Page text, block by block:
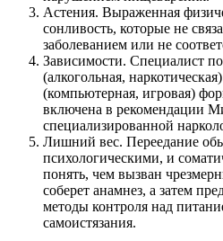
Астения. Выраженная
сонливость, которые не
заболеванием или не
Зависимости. Специалист
(алкогольная,
(компьютерная, игровая)
включена в рекомендации
специализированной
Лишний вес. Переедание
психологическими, и
понять, чем вызван
соберет анамнез, а затем
методы контроля над
самоистязания.